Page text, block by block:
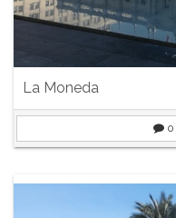
La Moneda
0